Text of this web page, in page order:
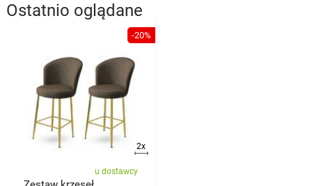
Ostatnio oglądane
-20%
2x
u dostawcy